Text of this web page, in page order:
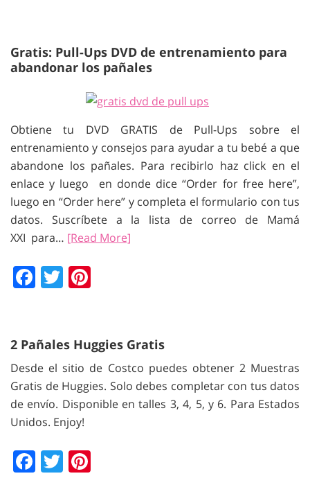
Gratis: Pull-Ups DVD de entrenamiento para
abandonar los pañales
Obtiene tu DVD GRATIS de Pull-Ups sobre el
entrenamiento y consejos para ayudar a tu bebé a que
abandone los pañales. Para recibirlo haz click en el
enlace y luego en donde dice “Order for free here”,
luego en “Order here” y completa el formulario con tus
datos. Suscríbete a la lista de correo de Mamá
XXI para… [Read More]
Facebook
Twitter
2 Pañales Huggies Gratis
Desde el sitio de Costco puedes obtener 2 Muestras
Gratis de Huggies. Solo debes completar con tus datos
de envío. Disponible en talles 3, 4, 5, y 6. Para Estados
Unidos. Enjoy!
Facebook
Twitter